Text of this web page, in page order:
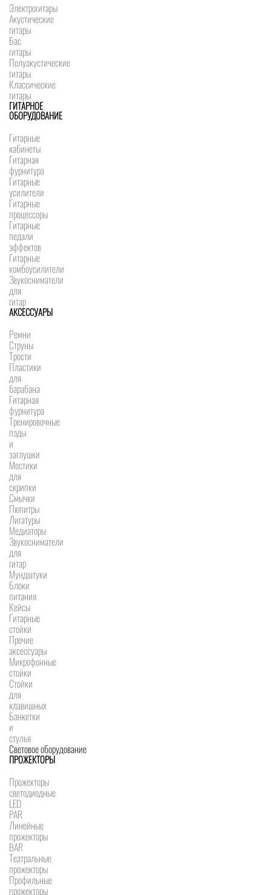
Электрогитары
Акустические
гитары
Бас
гитары
Полуакустические
гитары
Классические
гитары
ГИТАРНОЕ
ОБОРУДОВАНИЕ
Гитарные
кабинеты
Гитарная
фурнитура
Гитарные
усилители
Гитарные
процессоры
Гитарные
педали
эффектов
Гитарные
комбоусилители
Звукосниматели
для
гитар
АКСЕССУАРЫ
Ремни
Струны
Трости
Пластики
для
барабана
Гитарная
фурнитура
Тренировочные
пэды
и
заглушки
Мостики
для
скрипки
Смычки
Пюпитры
Лигатуры
Медиаторы
Звукосниматели
для
гитар
Мундштуки
Блоки
питания
Кейсы
Гитарные
стойки
Прочие
аксессуары
Микрофонные
стойки
Стойки
для
клавишных
Банкетки
и
стулья
Световое оборудование
ПРОЖЕКТОРЫ
Прожекторы
светодиодные
LED
PAR
Линейные
прожекторы
BAR
Театральные
прожекторы
Профильные
прожекторы